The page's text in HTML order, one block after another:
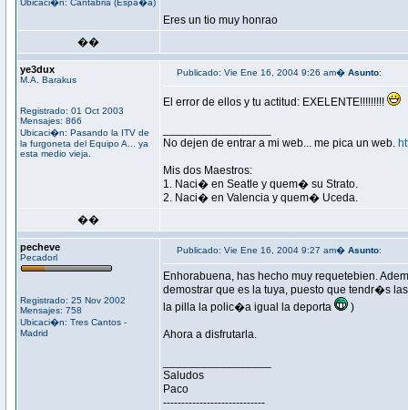
Ubicaci�n: Cantabria (Espa�a)
Eres un tio muy honrao
��
ye3dux
M.A. Barakus
Registrado: 01 Oct 2003
Mensajes: 866
Ubicaci�n: Pasando la ITV de
la furgoneta del Equipo A... ya
esta medio vieja.
Publicado: Vie Ene 16, 2004 9:26 am� Asunto:
El error de ellos y tu actitud: EXELENTE!!!!!!!!!
No dejen de entrar a mi web... me pica un web.
Mis dos Maestros:
1. Naci� en Seatle y quem� su Strato.
2. Naci� en Valencia y quem� Uceda.
��
pecheve
Pecadorl
Registrado: 25 Nov 2002
Mensajes: 758
Ubicaci�n: Tres Cantos -
Madrid
Publicado: Vie Ene 16, 2004 9:27 am� Asunto:
Enhorabuena, has hecho muy requetebien.
demostrar que es la tuya, puesto que tendr�s
la pilla la polic�a igual la deporta
)
Ahora a disfrutarla.
Saludos
Paco
----------------------------